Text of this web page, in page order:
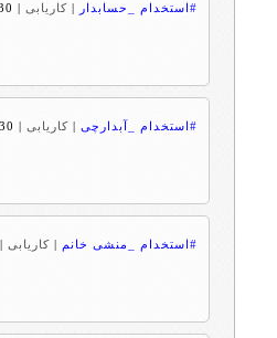
#استخدام _حسابدار | کاریابی|
#استخدام _آبدارچی | کاریابی|
#استخدام _منشی خانم | کاریابی|